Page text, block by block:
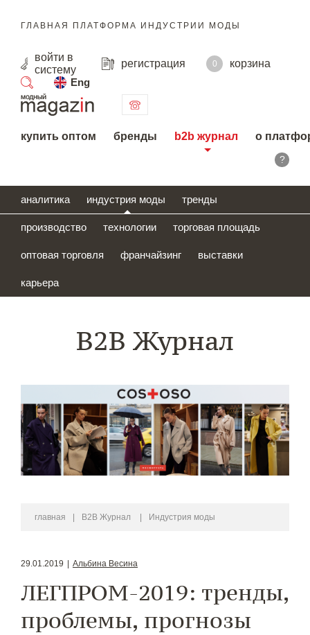
ГЛАВНАЯ ПЛАТФОРМА ИНДУСТРИИ МОДЫ
войти в
систему
регистрация 0
корзина
Eng
поиск
купить оптом бренды b2b журнал о
?
аналитика индустрия моды тренды
производство технологии торговая площадь
оптовая торговля франчайзинг выставки
карьера
B2B Журнал
главная B2B Журнал Индустрия моды
29.01.2019 Альбина Весина
ЛЕГПРОМ-2019: тренды,
проблемы, прогнозы